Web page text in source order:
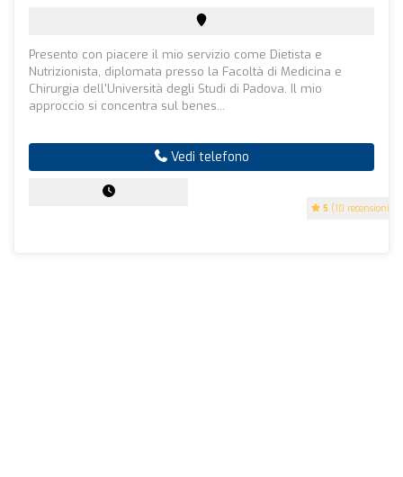
5 (10 recensioni)
Presento con piacere il mio servizio come Dietista e
Nutrizionista, diplomata presso la Facoltà di Medicina e
Chirurgia dell'Università degli Studi di Padova. Il mio
approccio si concentra sul benes...
Vedi telefono